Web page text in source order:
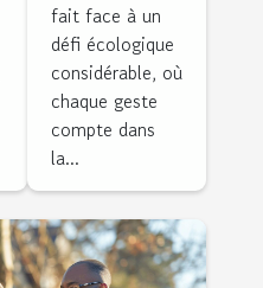
déchet
étapes et
bénéfices
fait face à un
défi écologique
considérable, où
chaque geste
compte dans
la...